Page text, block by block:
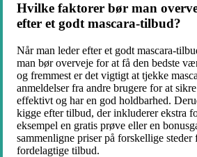
Hvilke faktorer bør man
efter et godt mascara-tilbud?
Når man leder efter et godt mascara-
man bør overveje for at få den bedste
og fremmest er det vigtigt at tjekke
anmeldelser fra andre brugere for at
effektivt og har en god holdbarhed.
kigge efter tilbud, der inkluderer ekstra
eksempel en gratis prøve eller en
sammenligne priser på forskellige steder
fordelagtige tilbud.